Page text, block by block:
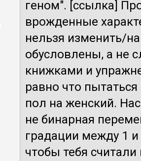
геном". [ссылка]
врожденные
нельзя изменить/
обусловлены, а не
книжками и
равно что
пол на женский.
не бинарная
градации между 1
чтобы тебя